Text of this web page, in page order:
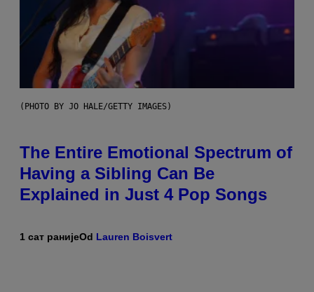
(PHOTO BY JO HALE/GETTY IMAGES)
The Entire Emotional Spectrum of
Having a Sibling Can Be
Explained in Just 4 Pop Songs
1 сат ранијеOd Lauren Boisvert